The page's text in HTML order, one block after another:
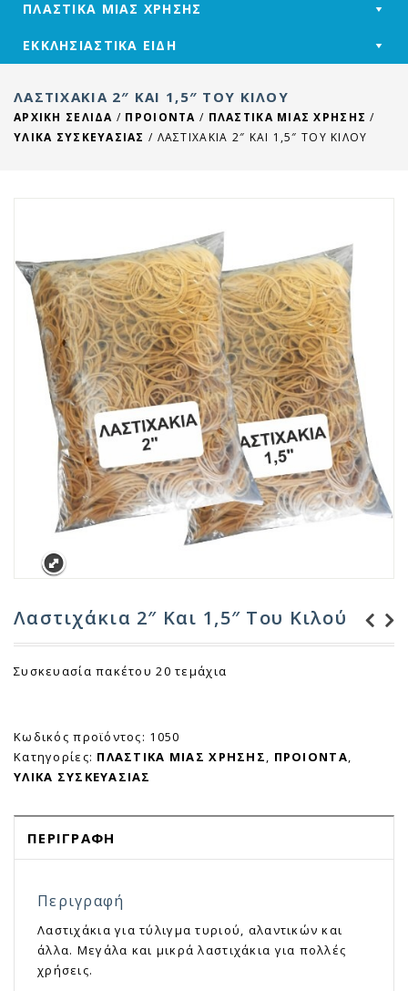
ΠΛΑΣΤΙΚΑ ΜΙΑΣ ΧΡΗΣΗΣ
ΕΚΚΛΗΣΙΑΣΤΙΚΑ ΕΙΔΗ
ΛΑΣΤΙΧΆΚΙΑ 2″ ΚΑΙ 1,5″ ΤΟΥ ΚΙΛΟΎ
ΑΡΧΙΚΉ ΣΕΛΊΔΑ / ΠΡΟΙΟΝΤΑ / ΠΛΑΣΤΙΚΑ ΜΙΑΣ ΧΡΗΣΗΣ /
ΥΛΙΚΑ ΣΥΣΚΕΥΑΣΙΑΣ / ΛΑΣΤΙΧΆΚΙΑ 2″ ΚΑΙ 1,5″ ΤΟΥ ΚΙΛΟΎ
Λαστιχάκια 2″ Και 1,5″ Του Κιλού
Συσκευασία πακέτου 20 τεμάχια
Κωδικός προϊόντος: 1050
Κατηγορίες: ΠΛΑΣΤΙΚΑ ΜΙΑΣ ΧΡΗΣΗΣ, ΠΡΟΙΟΝΤΑ,
ΥΛΙΚΑ ΣΥΣΚΕΥΑΣΙΑΣ
ΠΕΡΙΓΡΑΦΉ
Περιγραφή
Λαστιχάκια για τύλιγμα τυριού, αλαντικών και
άλλα. Μεγάλα και μικρά λαστιχάκια για πολλές
χρήσεις.